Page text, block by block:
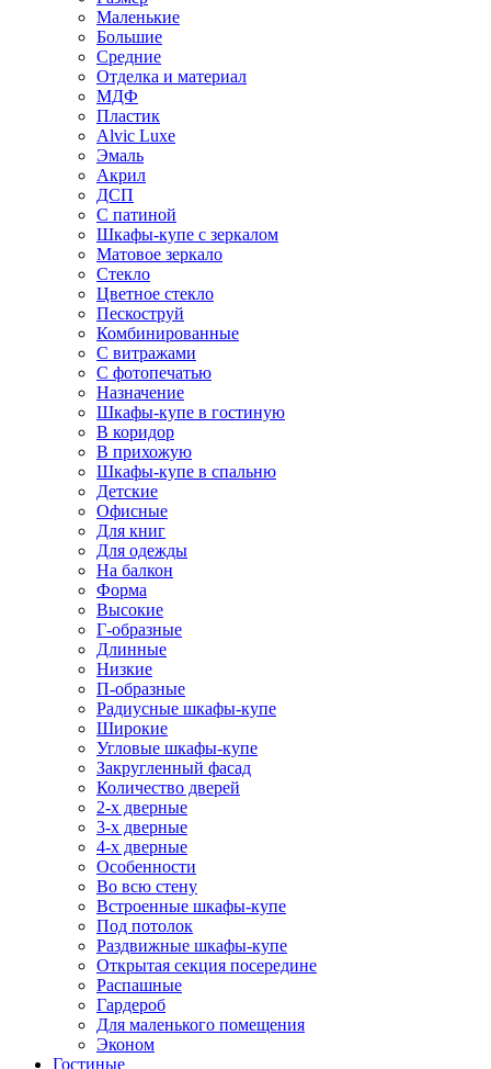
Маленькие
Большие
Средние
Отделка и материал
МДФ
Пластик
Alvic Luxe
Эмаль
Акрил
ДСП
С патиной
Шкафы-купе с зеркалом
Матовое зеркало
Стекло
Цветное стекло
Пескоструй
Комбинированные
С витражами
С фотопечатью
Назначение
Шкафы-купе в гостиную
В коридор
В прихожую
Шкафы-купе в спальню
Детские
Офисные
Для книг
Для одежды
На балкон
Форма
Высокие
Г-образные
Длинные
Низкие
П-образные
Радиусные шкафы-купе
Широкие
Угловые шкафы-купе
Закругленный фасад
Количество дверей
2-х дверные
3-х дверные
4-х дверные
Особенности
Во всю стену
Встроенные шкафы-купе
Под потолок
Раздвижные шкафы-купе
Открытая секция посередине
Распашные
Гардероб
Для маленького помещения
Эконом
Гостиные